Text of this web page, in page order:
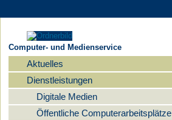
Computer- und Medienservice
Navigation
Aktuelles
Dienstleistungen
Digitale Medien
Öffentliche Computerarbeitsplätze